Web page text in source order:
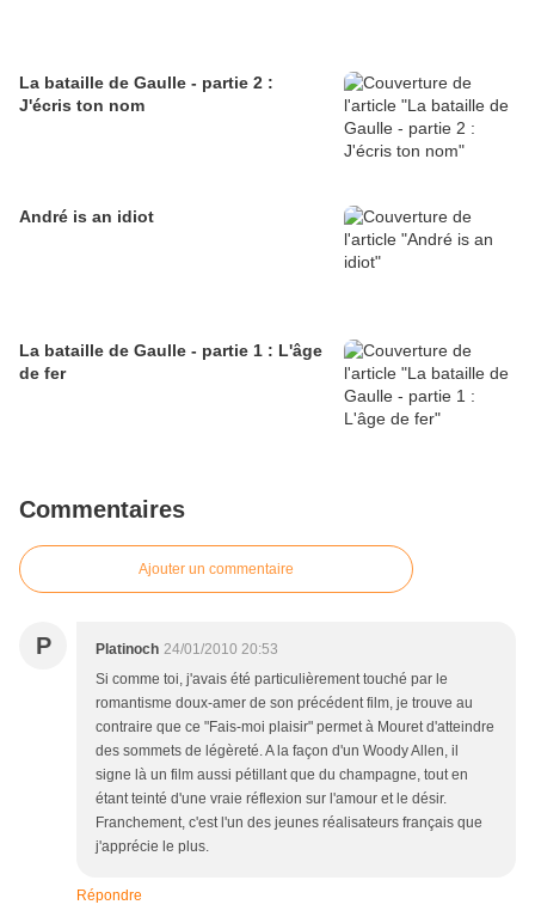
La bataille de Gaulle - partie 2 :
J'écris ton nom
André is an idiot
La bataille de Gaulle - partie 1 : L'âge
de fer
Commentaires
Ajouter un commentaire
P Platinoch 24/01/2010 20:53
Si comme toi, j'avais été particulièrement touché par le
romantisme doux-amer de son précédent film, je trouve au
contraire que ce "Fais-moi plaisir" permet à Mouret d'atteindre
des sommets de légèreté. A la façon d'un Woody Allen, il
signe là un film aussi pétillant que du champagne, tout en
étant teinté d'une vraie réflexion sur l'amour et le désir.
Franchement, c'est l'un des jeunes réalisateurs français que
j'apprécie le plus.
Répondre